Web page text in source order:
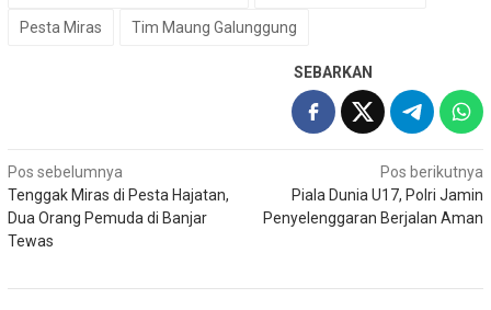
Pesta Miras Tim Maung Galunggung
SEBARKAN
Navigasi
pos
Pos sebelumnya
Tenggak Miras di Pesta Hajatan,
Dua Orang Pemuda di Banjar
Tewas
Pos berikutnya
Piala Dunia U17, Polri Jamin
Penyelenggaran Berjalan Aman